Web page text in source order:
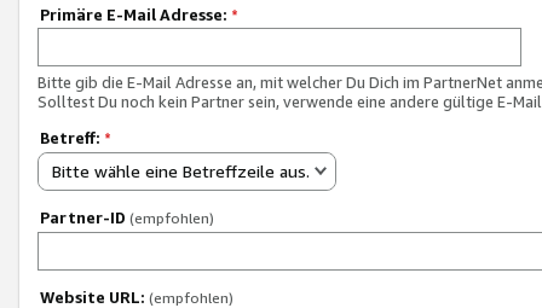
Primäre E-Mail Adresse: *
Bitte gib die E-Mail Adresse an, mit welcher Du Dich im PartnerNet
Solltest Du noch kein Partner sein, verwende eine andere gültige E-
Betreff: *
Bitte wähle eine Betreffzeile aus.
Partner-ID (empfohlen)
Website URL: (empfohlen)